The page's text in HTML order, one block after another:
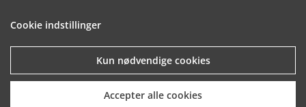
Forrige artikel
SE RELATEREDE ARTIKLER
Cookie indstillinger
Kun nødvendige cookies
Accepter alle cookies